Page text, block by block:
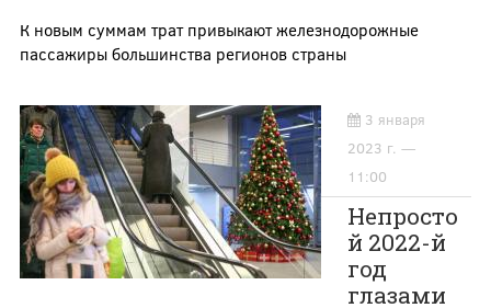
К новым суммам трат привыкают железнодорожные
пассажиры большинства регионов страны
3 января
2023 г. —
11:00
Непросто
й 2022-й
год
глазами